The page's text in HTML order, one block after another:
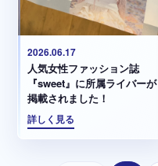
2026.06.17
人気女性ファッション誌
『sweet』に所属ライバーが
掲載されました！
詳しく見る